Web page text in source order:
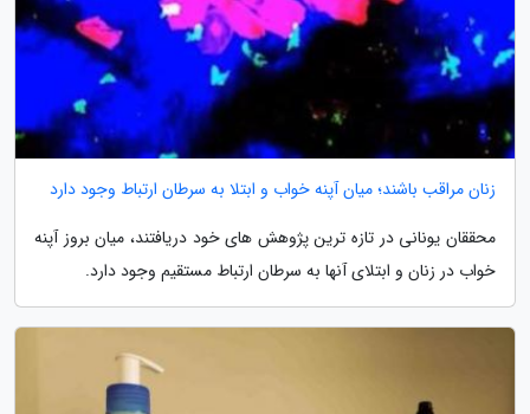
زنان مراقب باشند؛ میان آپنه خواب و ابتلا به سرطان ارتباط وجود دارد
محققان یونانی در تازه ترین پژوهش های خود دریافتند، میان بروز آپنه
خواب در زنان و ابتلای آنها به سرطان ارتباط مستقیم وجود دارد.